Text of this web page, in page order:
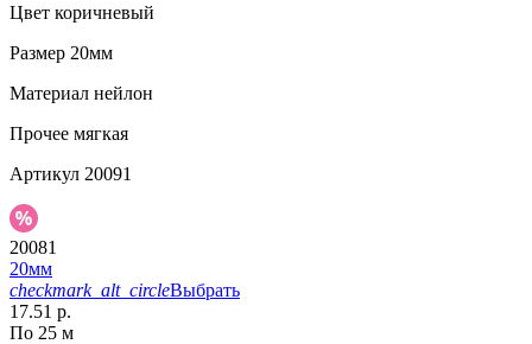
Цвет коричневый
Размер 20мм
Материал нейлон
Прочее мягкая
Артикул 20091
20081
20мм
checkmark_alt_circleВыбрать
17.51 р.
По 25 м